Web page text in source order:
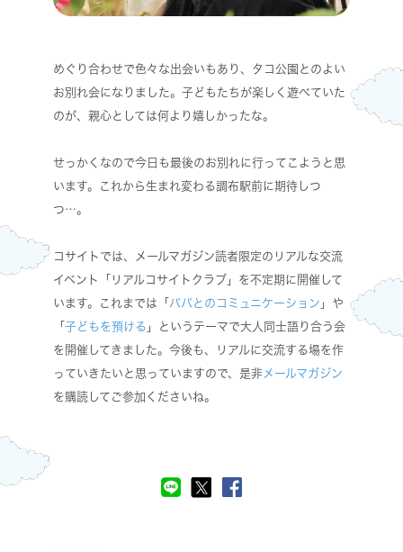
めぐり合わせで色々な出会いもあり、タコ公園とのよい
お別れ会になりました。子どもたちが楽しく遊べていた
のが、親心としては何より嬉しかったな。
せっかくなので今日も最後のお別れに行ってこようと思
います。これから生まれ変わる調布駅前に期待しつ
つ…。
コサイトでは、メールマガジン読者限定のリアルな交流
イベント「リアルコサイトクラブ」を不定期に開催して
います。これまでは「 パパとのコミュニケーション 」や
「 子どもを預ける 」というテーマで大人同士語り合う会
を開催してきました。今後も、リアルに交流する場を作
っていきたいと思っていますので、是非 メールマガジン
を購読してご参加くださいね。